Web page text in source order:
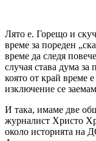
Лято е. Горещо и
време за пореден
време да следя
случая става дума за
която от край време
изключение се
И така, имаме две
журналист Христо
около историята на